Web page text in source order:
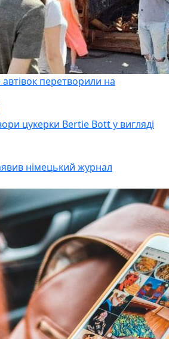
перетворили на
цукерки Bertie Bott у вигляді
німецький журнал